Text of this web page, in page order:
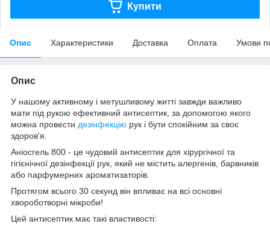
Купити
Опис Характеристики Доставка Оплата Умови
Опис
У нашому активному і метушливому житті завжди важливо
мати під рукою ефективний антисептик, за допомогою якого
можна провести дезінфекцію рук і бути спокійним за своє
здоров'я.
Аніосгель 800 - це чудовий антисептик для хірургічної та
гігієнічної дезінфекції рук, який не містить алергенів, барвників
або парфумерних ароматизаторів.
Протягом всього 30 секунд він впливає на всі основні
хвороботворні мікроби!
Цей антисептик має такі властивості: